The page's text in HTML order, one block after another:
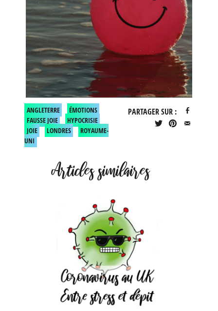
ANGLETERRE
ÉMOTIONS
FAUSSE JOIE
HYPOCRISIE
JOIE
LONDRES
ROYAUME-
UNI
PARTAGER SUR :
Articles similaires